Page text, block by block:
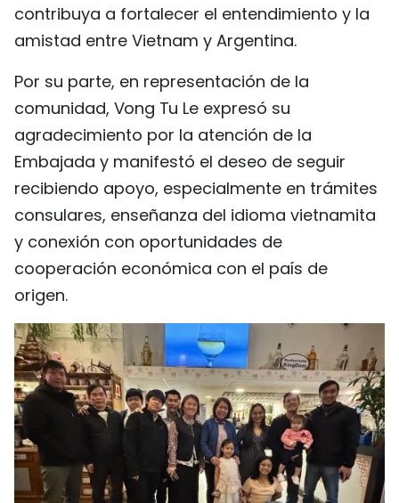
contribuya a fortalecer el entendimiento y la
amistad entre Vietnam y Argentina.
Por su parte, en representación de la
comunidad, Vong Tu Le expresó su
agradecimiento por la atención de la
Embajada y manifestó el deseo de seguir
recibiendo apoyo, especialmente en trámites
consulares, enseñanza del idioma vietnamita
y conexión con oportunidades de
cooperación económica con el país de
origen.